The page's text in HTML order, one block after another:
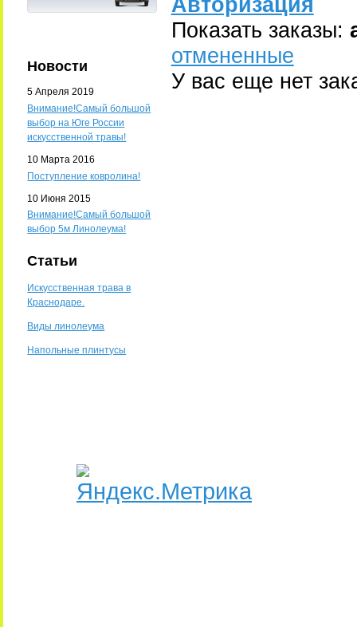
Новости
5 Апреля 2019
Внимание!Самый большой
выбор на Юге России
искусственной травы!
10 Марта 2016
Поступление ковролина!
10 Июня 2015
Внимание!Самый большой
выбор 5м Линолеума!
Статьи
Искусственная трава в
Краснодаре.
Виды линолеума
Напольные плинтусы
Авторизация
Показать заказы:
отмененные
У вас еще нет